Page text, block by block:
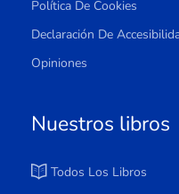
Política De Cookies
Declaración De
Opiniones
Nuestros libros
Todos Los Libros